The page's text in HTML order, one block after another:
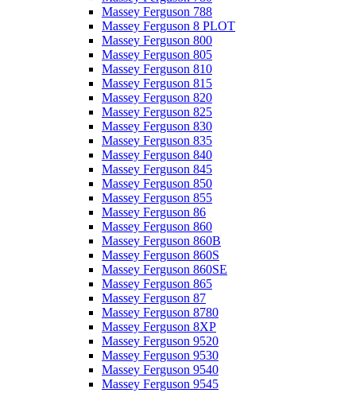
Massey Ferguson 788
Massey Ferguson 8 PLOT
Massey Ferguson 800
Massey Ferguson 805
Massey Ferguson 810
Massey Ferguson 815
Massey Ferguson 820
Massey Ferguson 825
Massey Ferguson 830
Massey Ferguson 835
Massey Ferguson 840
Massey Ferguson 845
Massey Ferguson 850
Massey Ferguson 855
Massey Ferguson 86
Massey Ferguson 860
Massey Ferguson 860B
Massey Ferguson 860S
Massey Ferguson 860SE
Massey Ferguson 865
Massey Ferguson 87
Massey Ferguson 8780
Massey Ferguson 8XP
Massey Ferguson 9520
Massey Ferguson 9530
Massey Ferguson 9540
Massey Ferguson 9545